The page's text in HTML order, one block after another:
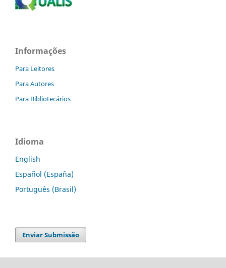
Informações
Para Leitores
Para Autores
Para Bibliotecários
Idioma
English
Español (España)
Português (Brasil)
Enviar Submissão